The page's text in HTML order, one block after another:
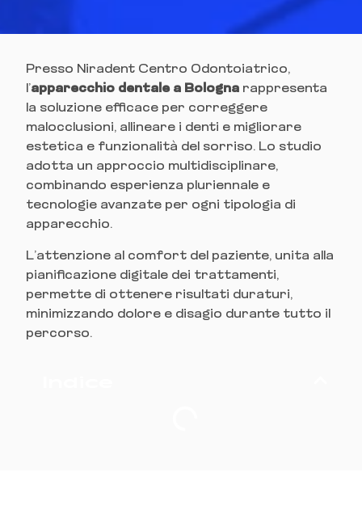
Presso Niradent Centro Odontoiatrico,
l’apparecchio dentale a Bologna rappresenta
la soluzione efficace per correggere
malocclusioni, allineare i denti e migliorare
estetica e funzionalità del sorriso. Lo studio
adotta un approccio multidisciplinare,
combinando esperienza pluriennale e
tecnologie avanzate per ogni tipologia di
apparecchio.
L’attenzione al comfort del paziente, unita alla
pianificazione digitale dei trattamenti,
permette di ottenere risultati duraturi,
minimizzando dolore e disagio durante tutto il
percorso.